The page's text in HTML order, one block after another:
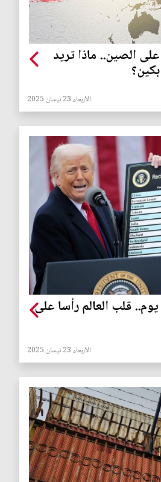
الصين.. ماذا تريد
الأربعاء 23 نيسان 2025
ترامب بعد 100 يوم.. قلب العالم رأسا على
الأربعاء 23 نيسان 2025